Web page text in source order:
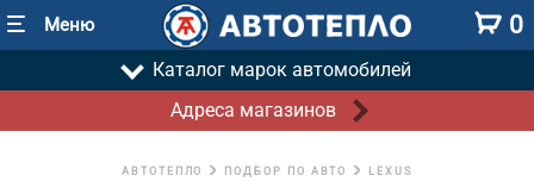
Меню 0
Каталог марок автомобилей
Адреса магазинов
АВТОТЕПЛО ПОДБОР ПО АВТО LEXUS